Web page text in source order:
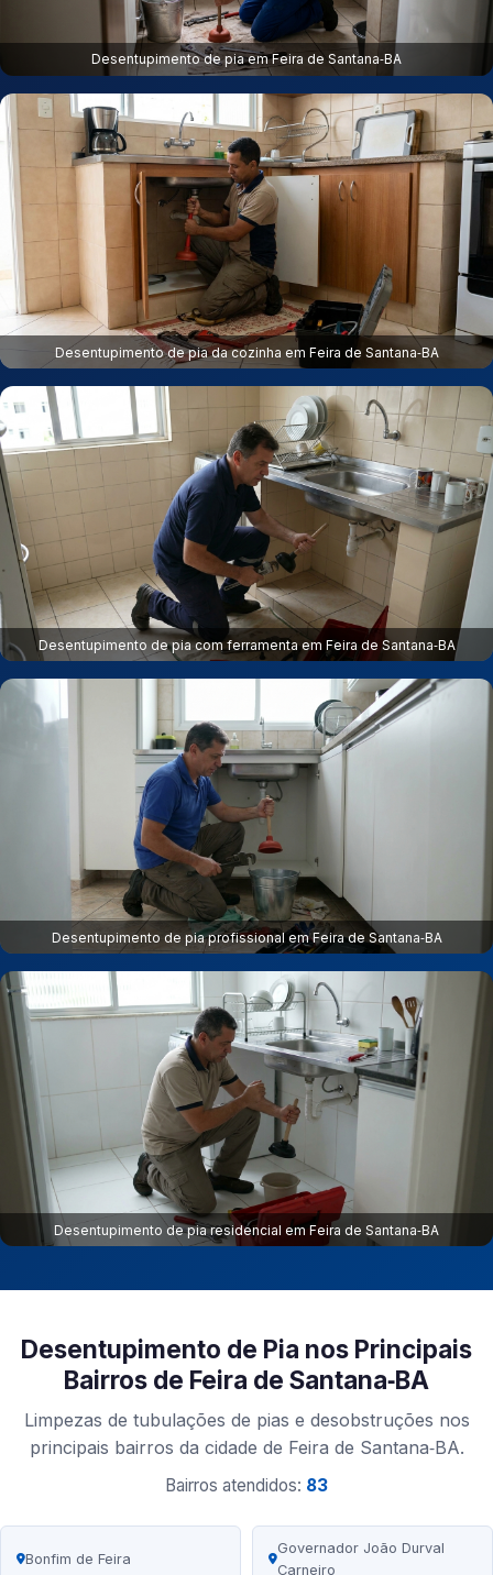
Desentupimento de pia em Feira de Santana‑BA
Desentupimento de pia da cozinha em Feira de Santana‑BA
Desentupimento de pia com ferramenta em Feira de Santana‑BA
Desentupimento de pia profissional em Feira de Santana‑BA
Desentupimento de pia residencial em Feira de Santana‑BA
Desentupimento de Pia nos Principais
Bairros de Feira de Santana‑BA
Limpezas de tubulações de pias e desobstruções nos
principais bairros da cidade de Feira de Santana‑BA.
Bairros atendidos: 83
Bonfim de Feira
Governador João Durval
Carneiro